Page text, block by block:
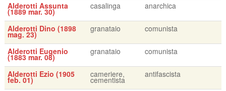
Alderotti Assunta
(1889 mar. 30)
casalinga anarchica
Alderotti Dino (1898
mag. 23)
granataio comunista
Alderotti Eugenio
(1883 mar. 08)
granataio comunista
Alderotti Ezio (1905
feb. 01)
cameriere,
cementista
antifascista